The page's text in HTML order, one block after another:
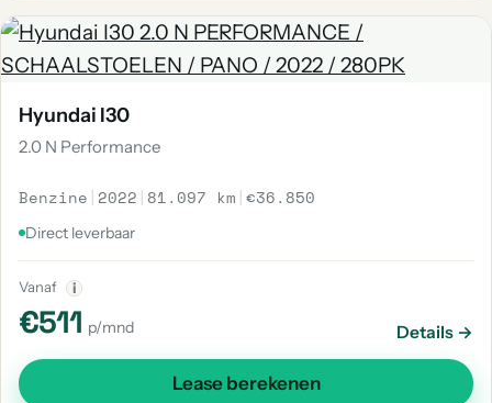
Hyundai I30
2.0 N Performance
Benzine | 2022 | 81.097 km |€36.850
Direct leverbaar
Vanaf i
€511 p/mnd Details →
Lease berekenen